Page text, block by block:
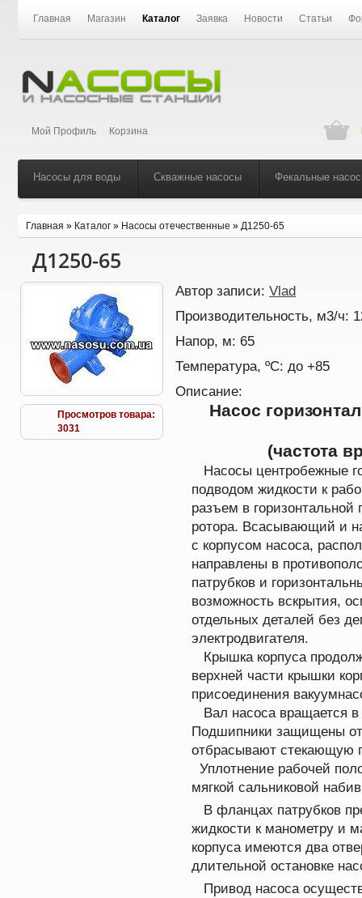
Главная Магазин Каталог Заявка Новости Статьи
Мой Профиль Корзина
Насосы для воды Скважные насосы Фекальные
Главная » Каталог » Насосы отечественные » Д1250-65
Д1250-65
Просмотров товара:
3031
Автор записи: Vlad
Производительность, м3/ч:
Напор, м: 65
Температура, ºС: до +85
Описание:
Насос
(частота
Насосы центробежные
подводом жидкости к
разъем в
ротора. Всасывающий и
с корпусом насоса,
направлены в
патрубков и
возможность вскрытия,
отдельных деталей без
электродвигателя.
Крышка корпуса
верхней части крышки
присоединения
Вал насоса вращается
Подшипники защищены
отбрасывают стекающую
Уплотнение рабочей
мягкой сальниковой
В фланцах патрубков
жидкости к манометру и
корпуса имеются два
длительной остановке
Привод насоса